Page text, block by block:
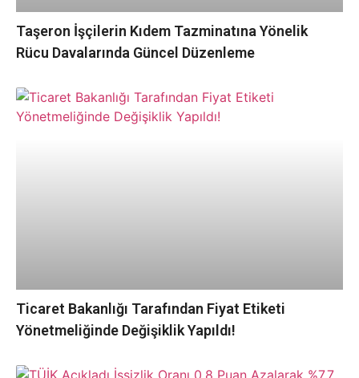
Taşeron İşçilerin Kıdem Tazminatına Yönelik
Rücu Davalarında Güncel Düzenleme
Ticaret Bakanlığı Tarafından Fiyat Etiketi
Yönetmeliğinde Değişiklik Yapıldı!